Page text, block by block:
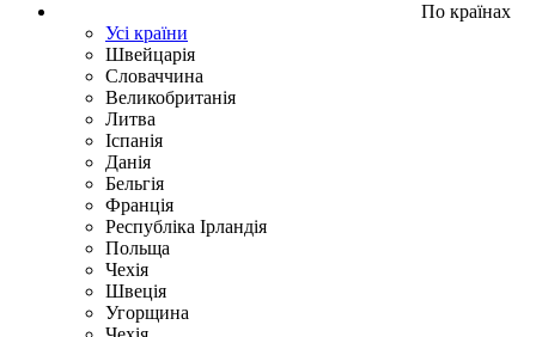
По країнах
Усі країни
Швейцарія
Словаччина
Великобританія
Литва
Іспанія
Данія
Бельгія
Франція
Республіка Ірландія
Польща
Чехія
Швецiя
Угорщина